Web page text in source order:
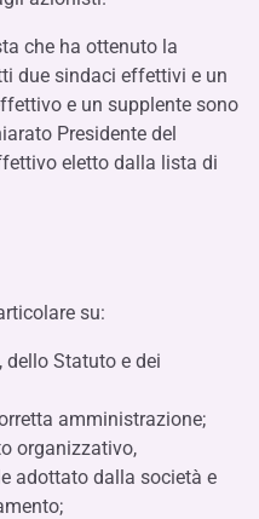
che ha ottenuto la
due sindaci effettivi e un
e un supplente sono
Presidente del
eletto dalla lista di
su:
, dello Statuto e dei
amministrazione;
organizzativo,
adottato dalla società e